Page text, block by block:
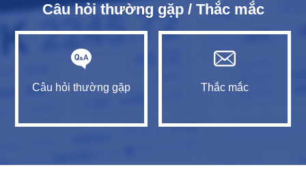
Câu hỏi thường gặp / Thắc mắc
Câu hỏi thường gặp Thắc mắc